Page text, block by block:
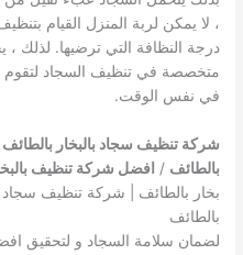
، لا يمكن لربة المنزل القيام
درجة النظافة التي ترضيها. لذلك
متخصصة في تنظيف السجاد لتقوم
في نفس الوقت.
شركة تنظيف سجاد بالبخار بالطائف
بالطائف / افضل شركة تنظيف
بخار بالطائف | شركة تنظيف
بالطائف
لضمان سلامة السجاد و لتحقيق